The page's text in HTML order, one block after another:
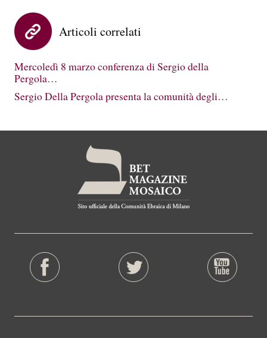
Articoli correlati
Mercoledì 8 marzo conferenza di Sergio della
Pergola…
Sergio Della Pergola presenta la comunità degli…